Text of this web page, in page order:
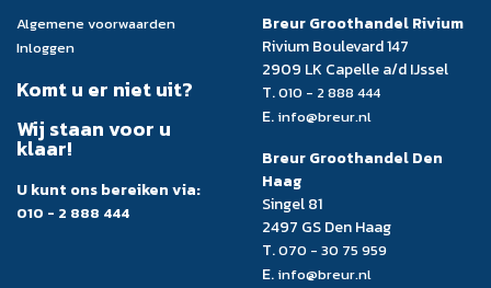
Algemene voorwaarden
Inloggen
Komt u er niet uit?
Wij staan voor u
klaar!
U kunt ons bereiken via:
010 - 2 888 444
Breur Groothandel Rivium
Rivium Boulevard 147
2909 LK Capelle a/d IJssel
T.010 - 2 888 444
E. info@breur.nl
Breur Groothandel Den
Haag
Singel 81
2497 GS Den Haag
T.070 - 30 75 959
E. info@breur.nl